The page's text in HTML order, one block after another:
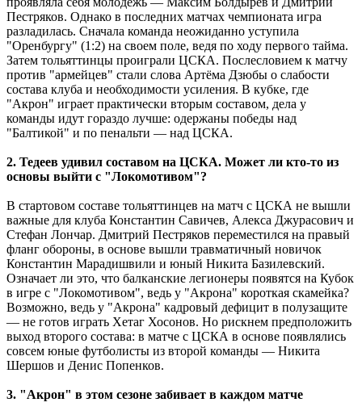
Пестряков. Однако в последних матчах чемпионата игра
разладилась. Сначала команда неожиданно уступила
"Оренбургу" (1:2) на своем поле, ведя по ходу первого тайма.
Затем тольяттинцы проиграли ЦСКА. Послесловием к матчу
против "армейцев" стали слова Артёма Дзюбы о слабости
состава клуба и необходимости усиления. В кубке, где
"Акрон" играет практически вторым составом, дела у
команды идут гораздо лучше: одержаны победы над
"Балтикой" и по пенальти — над ЦСКА.
2. Тедеев удивил составом на ЦСКА. Может ли кто-то из
основы выйти с "Локомотивом"?
В стартовом составе тольяттинцев на матч с ЦСКА не вышли
важные для клуба Константин Савичев, Алекса Джурасович и
Стефан Лончар. Дмитрий Пестряков переместился на правый
фланг обороны, в основе вышли травматичный новичок
Константин Марадишвили и юный Никита Базилевский.
Означает ли это, что балканские легионеры появятся на Кубок
в игре с "Локомотивом", ведь у "Акрона" короткая скамейка?
Возможно, ведь у "Акрона" кадровый дефицит в полузащите
— не готов играть Хетаг Хосонов. Но рискнем предположить
выход второго состава: в матче с ЦСКА в основе появлялись
совсем юные футболисты из второй команды — Никита
Шершов и Денис Попенков.
3. "Акрон" в этом сезоне забивает в каждом матче